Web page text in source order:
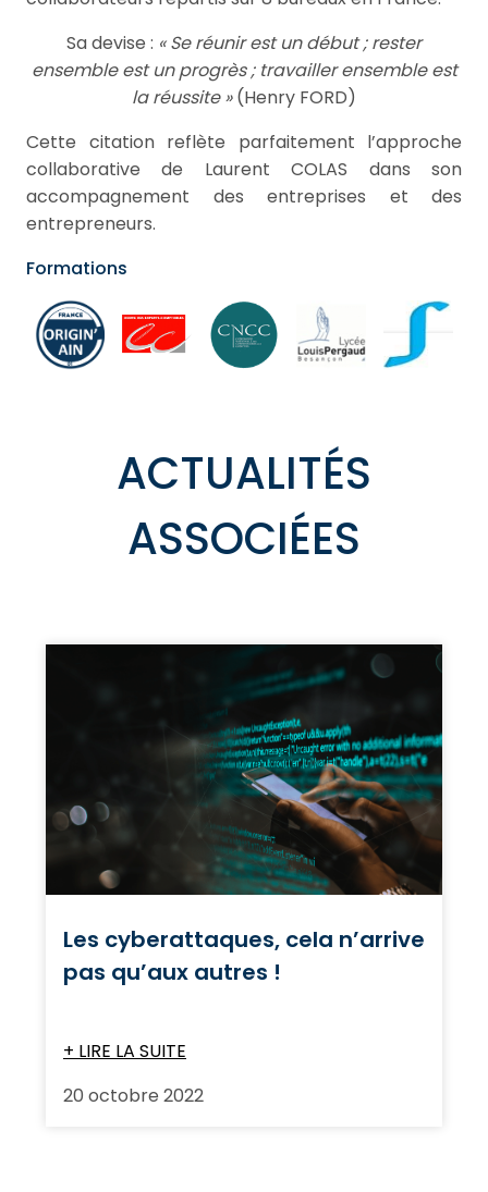
Sa devise : « Se réunir est un début ; rester
ensemble est un progrès ; travailler ensemble est
la réussite »(Henry FORD)
Cette citation reflète parfaitement l’approche
collaborative de Laurent COLAS dans son
accompagnement des entreprises et des
entrepreneurs.
Formations
ACTUALITÉS
ASSOCIÉES
Les cyberattaques, cela n’arrive
pas qu’aux autres !
+ LIRE LA SUITE
20 octobre 2022